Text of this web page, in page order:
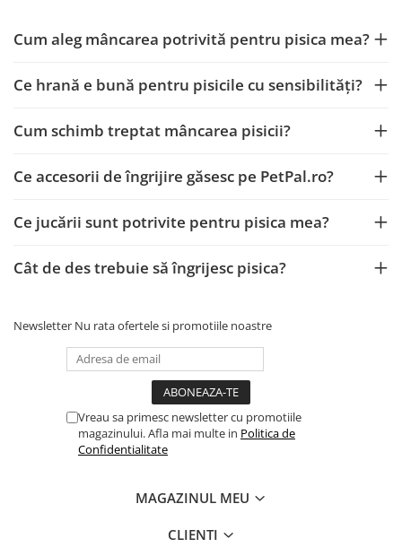
Cum aleg mâncarea potrivită pentru pisica mea?
Ce hrană e bună pentru pisicile cu sensibilități?
Cum schimb treptat mâncarea pisicii?
Ce accesorii de îngrijire găsesc pe PetPal.ro?
Ce jucării sunt potrivite pentru pisica mea?
Cât de des trebuie să îngrijesc pisica?
Newsletter Nu rata ofertele si promotiile noastre
Vreau sa primesc newsletter cu promotiile
magazinului. Afla mai multe in Politica de
Confidentialitate
MAGAZINUL MEU
CLIENTI